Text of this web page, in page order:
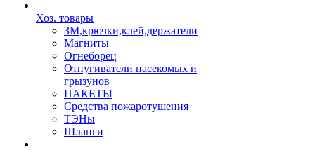
Хоз. товары
ЗМ,крючки,клей,держатели
Магниты
Огнеборец
Отпугиватели насекомых и
грызунов
ПАКЕТЫ
Средства пожаротушения
ТЭНы
Шланги